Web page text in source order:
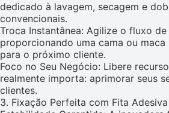
dedicado à lavagem, secagem e
convencionais.
Troca Instantânea: Agilize o fluxo
proporcionando uma cama ou
para o próximo cliente.
Foco no Seu Negócio: Libere
realmente importa: aprimorar seus
clientes.
3. Fixação Perfeita com Fita Adesiva